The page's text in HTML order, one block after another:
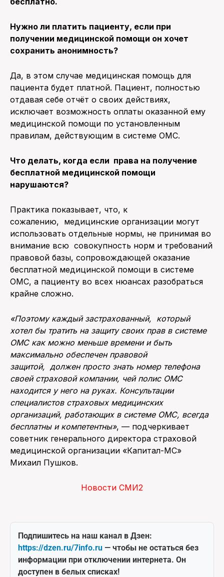
Нужно ли платить пациенту, если при
получении медицинской помощи он хочет
сохранить анонимность?
Да, в этом случае медицинская помощь для
пациента будет платной. Пациент, полностью
отдавая себе отчёт о своих действиях,
исключает возможность оплаты оказанной ему
медицинской помощи по установленным
правилам, действующим в системе ОМС.
Что делать, когда если права на получение
бесплатной медицинской помощи
нарушаются?
Практика показывает, что, к
сожалению, медицинские организации могут
использовать отдельные нормы, не принимая во
внимание всю совокупность норм и требований
правовой базы, сопровождающей оказание
бесплатной медицинской помощи в системе
ОМС, а пациенту во всех нюансах разобраться
крайне сложно.
«Поэтому каждый застрахованный, который
хотел бы тратить на защиту своих прав в системе
ОМС как можно меньше времени и быть
максимально обеспечен правовой
защитой, должен просто знать номер телефона
своей страховой компании, чей полис ОМС
находится у него на руках. Консультации
специалистов страховых медицинских
организаций, работающих в системе ОМС, всегда
бесплатны и компетентны», — подчеркивает
советник генерального директора страховой
медицинской организации «Капитал-МС»
Михаил Пушков.
Новости СМИ2
Подпишитесь на наш канал в Дзен:
https://dzen.ru/7info.ru — чтобы не остаться без
информации при отключении интернета. Он
доступен в белых списках!